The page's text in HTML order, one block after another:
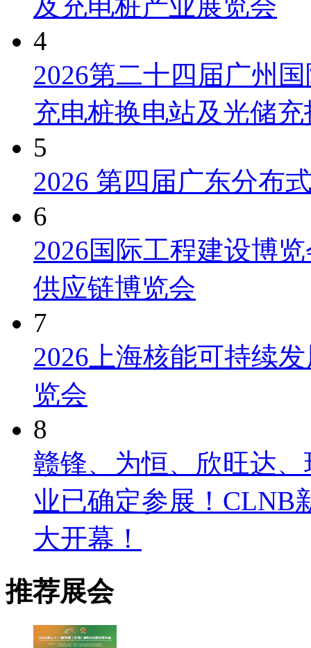
及充电桩产业展览会
4
2026第二十四届广州
充电桩换电站及光储
5
2026 第四届广东分布
6
2026国际工程建设博
供应链博览会
7
2026上海核能可持续
览会
8
赣锋、为恒、欣旺达
业已确定参展！CLNB
大开幕！
推荐展会